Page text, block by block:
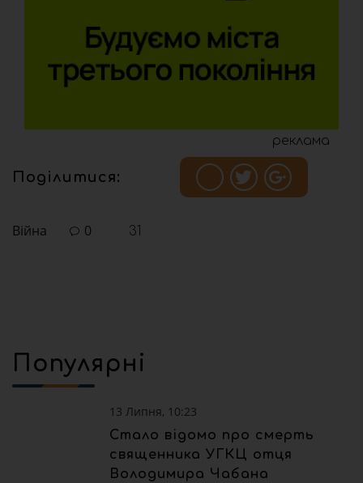
реклама
Поділитися:
Війна 0 31
Популярні
13 Липня, 10:23
Стало відомо про смерть
священника УГКЦ отця
Володимира Чабана